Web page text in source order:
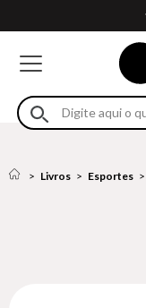
Livros Esportes